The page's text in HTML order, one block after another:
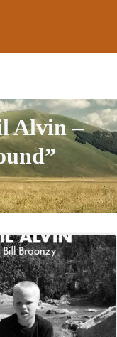
Alvin –